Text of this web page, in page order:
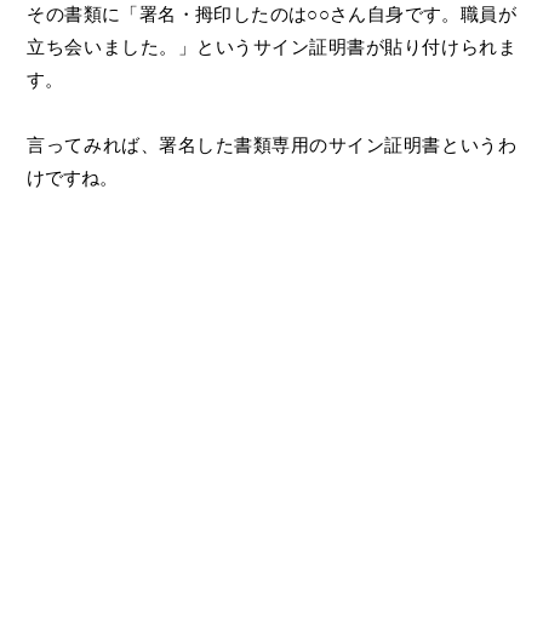
その書類に「署名・拇印したのは○○さん自身です。職員が
立ち会いました。」というサイン証明書が貼り付けられま
す。
言ってみれば、署名した書類専用のサイン証明書というわ
けですね。